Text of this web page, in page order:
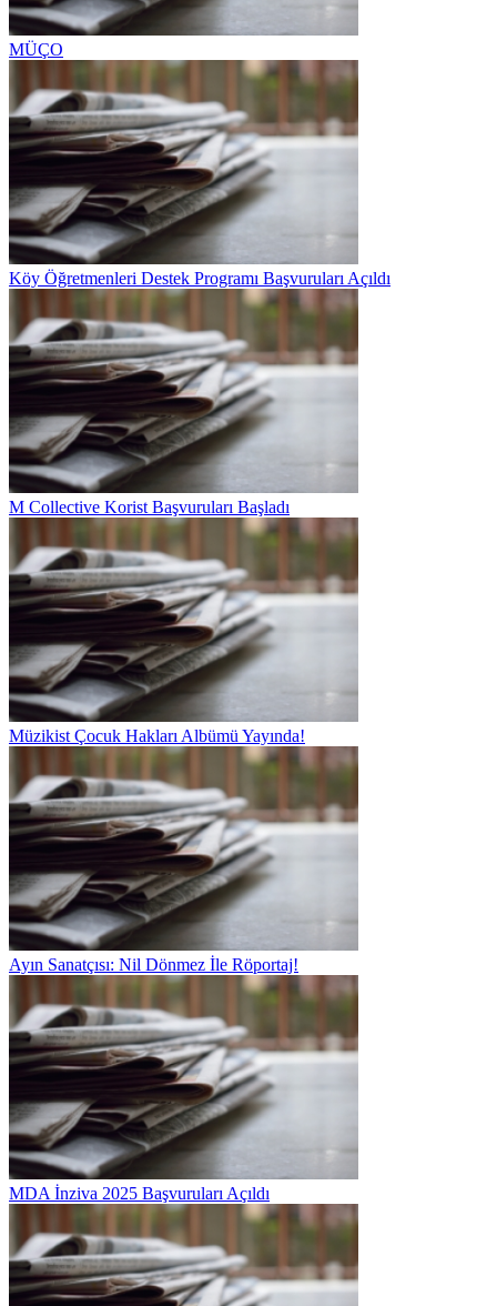
MÜÇO
Köy Öğretmenleri Destek Programı Başvuruları Açıldı
M Collective Korist Başvuruları Başladı
Müzikist Çocuk Hakları Albümü Yayında!
Ayın Sanatçısı: Nil Dönmez İle Röportaj!
MDA İnziva 2025 Başvuruları Açıldı